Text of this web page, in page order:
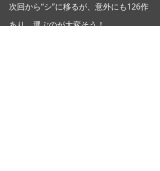
次回から“シ”に移るが、意外にも126作
あり、選ぶのが大変そう！